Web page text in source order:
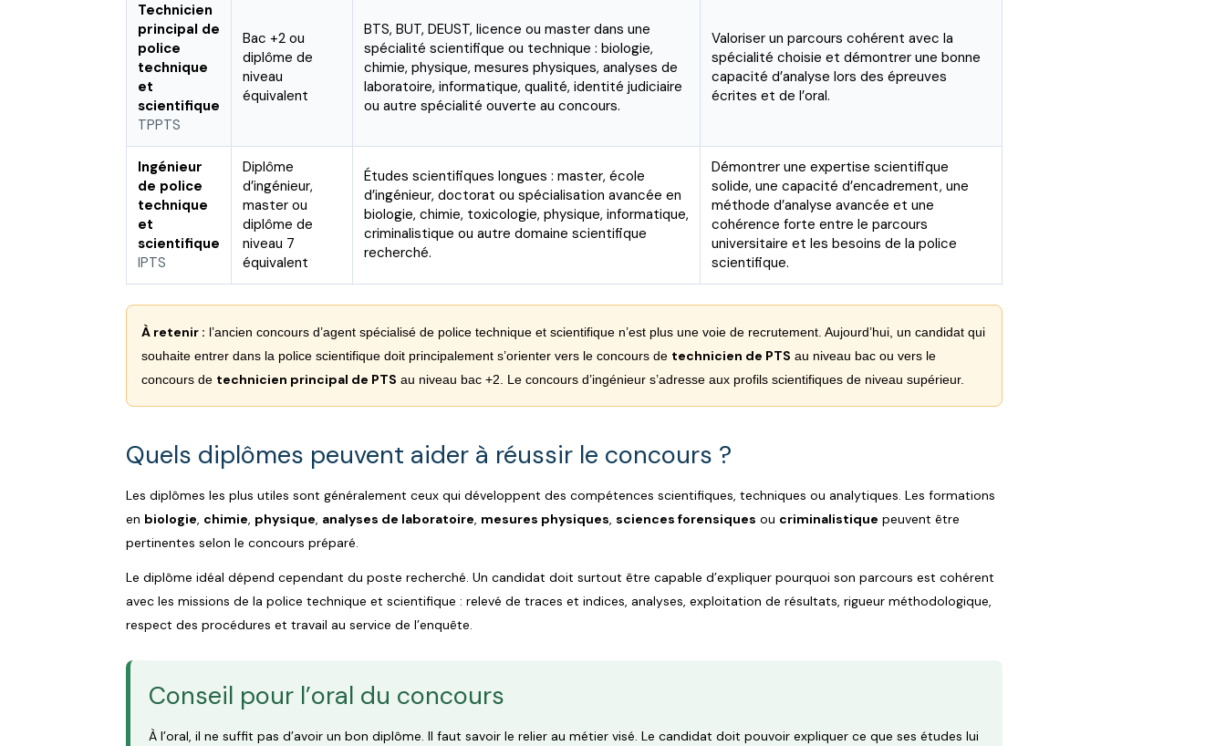
Technicien
principal de
police
technique
et
scientifique
TPPTS
Bac +2 ou
diplôme de
niveau
équivalent
BTS, BUT, DEUST, licence ou master dans une
spécialité scientifique ou technique : biologie,
chimie, physique, mesures physiques, analyses de
laboratoire, informatique, qualité, identité judiciaire
ou autre spécialité ouverte au concours.
Valoriser un parcours cohérent avec la
spécialité choisie et démontrer une bonne
capacité d’analyse lors des épreuves
écrites et de l’oral.
Ingénieur
de police
technique
et
scientifique
IPTS
Diplôme
d’ingénieur,
master ou
diplôme de
niveau 7
équivalent
Études scientifiques longues : master, école
d’ingénieur, doctorat ou spécialisation avancée en
biologie, chimie, toxicologie, physique, informatique,
criminalistique ou autre domaine scientifique
recherché.
Démontrer une expertise scientifique
solide, une capacité d’encadrement, une
méthode d’analyse avancée et une
cohérence forte entre le parcours
universitaire et les besoins de la police
scientifique.
À retenir : l’ancien concours d’agent spécialisé de police technique et scientifique n’est plus une voie de recrutement. Aujourd’hui, un candidat qui
souhaite entrer dans la police scientifique doit principalement s’orienter vers le concours de technicien de PTS au niveau bac ou vers le
concours de technicien principal de PTS au niveau bac +2. Le concours d’ingénieur s’adresse aux profils scientifiques de niveau supérieur.
Quels diplômes peuvent aider à réussir le concours ?
Les diplômes les plus utiles sont généralement ceux qui développent des compétences scientifiques, techniques ou analytiques. Les formations
en biologie, chimie, physique, analyses de laboratoire, mesures physiques, sciences forensiques ou criminalistique peuvent être
pertinentes selon le concours préparé.
Le diplôme idéal dépend cependant du poste recherché. Un candidat doit surtout être capable d’expliquer pourquoi son parcours est cohérent
avec les missions de la police technique et scientifique : relevé de traces et indices, analyses, exploitation de résultats, rigueur méthodologique,
respect des procédures et travail au service de l’enquête.
Conseil pour l’oral du concours
À l’oral, il ne suffit pas d’avoir un bon diplôme. Il faut savoir le relier au métier visé. Le candidat doit pouvoir expliquer ce que ses études lui